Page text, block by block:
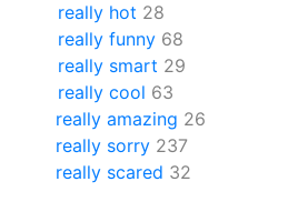
really hot 28
really funny 68
really smart 29
really cool 63
really amazing 26
really sorry 237
really scared 32